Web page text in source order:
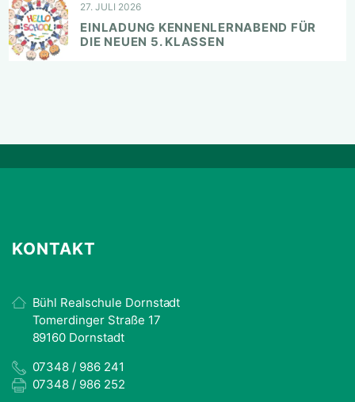
27. JULI 2026
EINLADUNG KENNENLERNABEND FÜR
DIE NEUEN 5. KLASSEN
KONTAKT
Bühl Realschule Dornstadt
Tomerdinger Straße 17
89160 Dornstadt
07348 / 986 241
07348 / 986 252